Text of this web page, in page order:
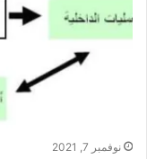
نوفمبر 7, 2021